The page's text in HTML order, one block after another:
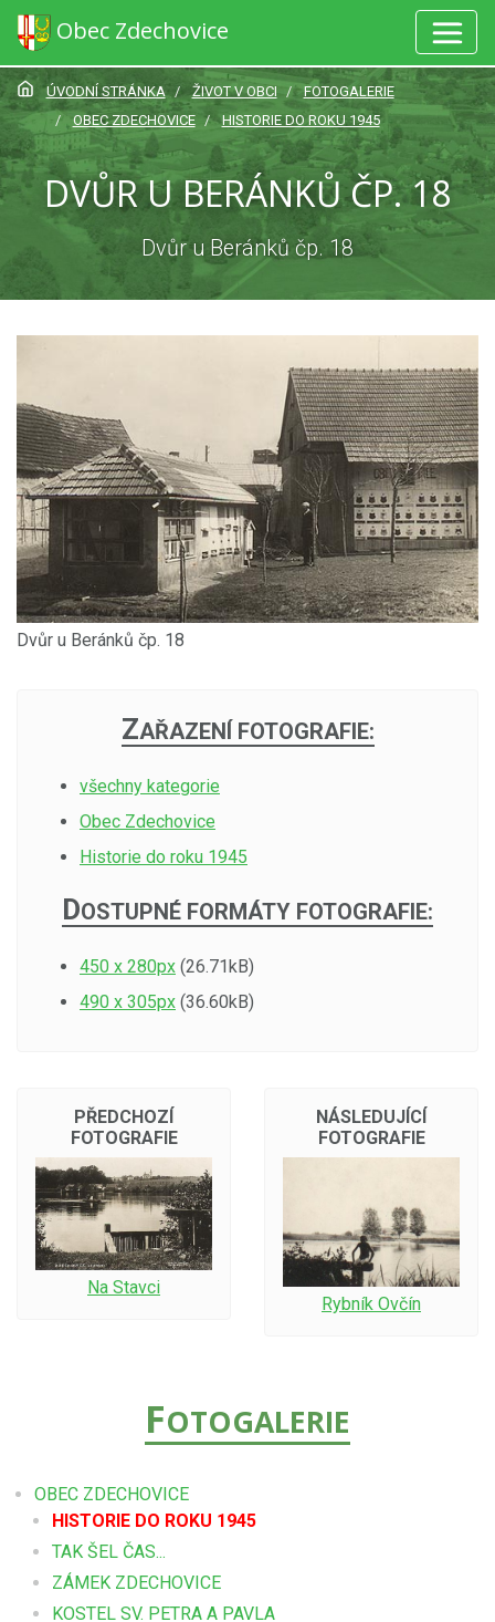
Obec Zdechovice
ÚVODNÍ STRÁNKA ŽIVOT V OBCI
FOTOGALERIE
OBEC ZDECHOVICE
HISTORIE DO ROKU 1945
DVŮR U BERÁNKŮ ČP. 18
Dvůr u Beránků čp. 18
Dvůr u Beránků čp. 18
ZAŘAZENÍ FOTOGRAFIE:
všechny kategorie
Obec Zdechovice
Historie do roku 1945
DOSTUPNÉ FORMÁTY FOTOGRAFIE:
450 x 280px (26.71kB)
490 x 305px (36.60kB)
PŘEDCHOZÍ
FOTOGRAFIE
Na Stavci
NÁSLEDUJÍCÍ
FOTOGRAFIE
Rybník Ovčín
FOTOGALERIE
OBEC ZDECHOVICE
HISTORIE DO ROKU 1945
TAK ŠEL ČAS...
ZÁMEK ZDECHOVICE
KOSTEL SV. PETRA A PAVLA